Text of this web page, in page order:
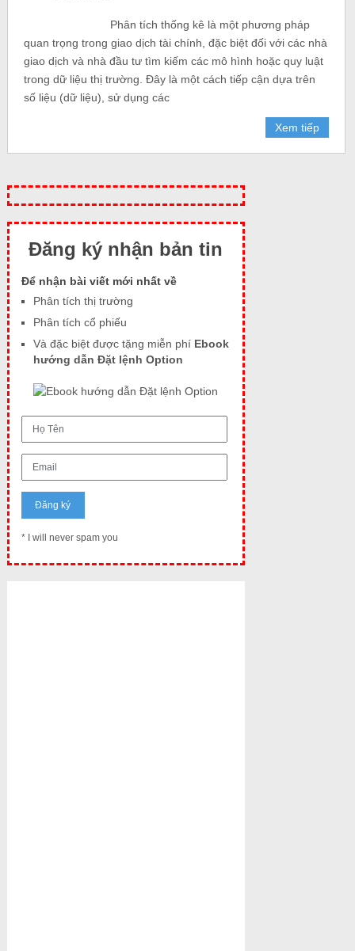
Phân tích thống kê là một phương pháp
quan trọng trong giao dịch tài chính, đặc biệt đối với các nhà
giao dịch và nhà đầu tư tìm kiếm các mô hình hoặc quy luật
trong dữ liệu thị trường. Đây là một cách tiếp cận dựa trên
số liệu (dữ liệu), sử dụng các
Xem tiếp
Đăng ký nhận bản tin
Để nhận bài viết mới nhất về
Phân tích thị trường
Phân tích cổ phiếu
Và đặc biệt được tặng miễn phí Ebook
hướng dẫn Đặt lệnh Option
* I will never spam you